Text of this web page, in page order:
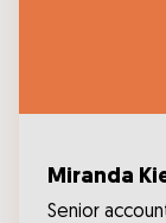
Miranda
Senior